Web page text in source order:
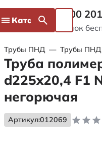
Каталог 8 800
Звонок
Трубы ПНД — Трубы ПНД
Труба
d225x20,4 F1
негорючая
Артикул:012069